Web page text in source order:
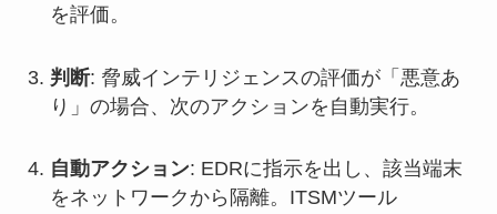
を評価。
判断: 脅威インテリジェンスの評価が「悪意あ
り」の場合、次のアクションを自動実行。
自動アクション: EDRに指示を出し、該当端末
をネットワークから隔離。ITSMツール